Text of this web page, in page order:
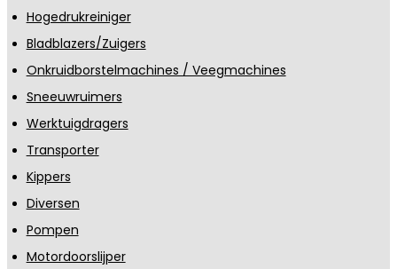
Hogedrukreiniger
Bladblazers/Zuigers
Onkruidborstelmachines / Veegmachines
Sneeuwruimers
Werktuigdragers
Transporter
Kippers
Diversen
Pompen
Motordoorslijper